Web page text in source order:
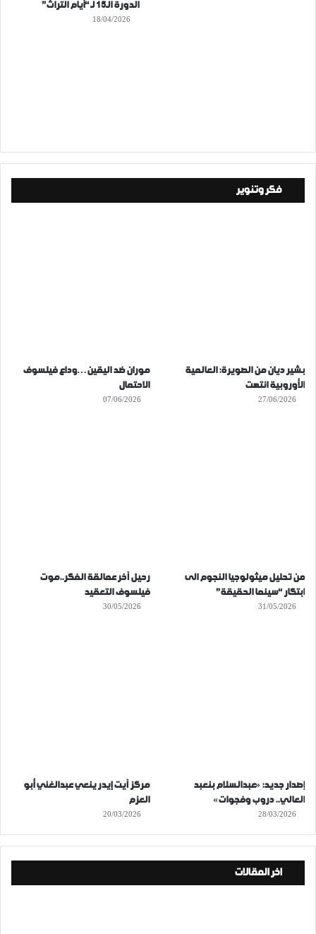
الدورة الـ15 لـ “أيام التراث”
18/04/2026
فكر وتنوير
بشير ديان من الصويرة: العالمية
الأوروبية انتهت
27/06/2026
موران ضد اليقين…وداع فيلسوف
الاحتمال
07/06/2026
من تحليل ميثولوجيا النجوم الى
ابتكار “سينما الحقيقة”
31/05/2026
رحيل آخر عمالقة الفكر..موت
فيلسوف التعقيد
30/05/2026
إصدار جديد: «عبدالسلام بنعبد
العالي.. دروب وفجوات»
28/03/2026
مركز آيت إيدر ينعي عبدالغني أبو
العزم
20/03/2026
اخر المقالات